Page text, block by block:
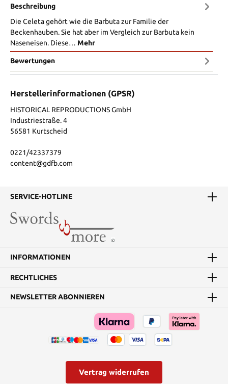
Beschreibung
Die Celeta gehört wie die Barbuta zur Familie der
Beckenhauben. Sie hat aber im Vergleich zur Barbuta kein
Naseneisen. Diese… Mehr
Bewertungen
Herstellerinformationen (GPSR)
HISTORICAL REPRODUCTIONS GmbH
Industriestraße. 4
56581 Kurtscheid
0221/42337379
content@gdfb.com
SERVICE-HOTLINE
INFORMATIONEN
RECHTLICHES
NEWSLETTER ABONNIEREN
Vertrag widerrufen